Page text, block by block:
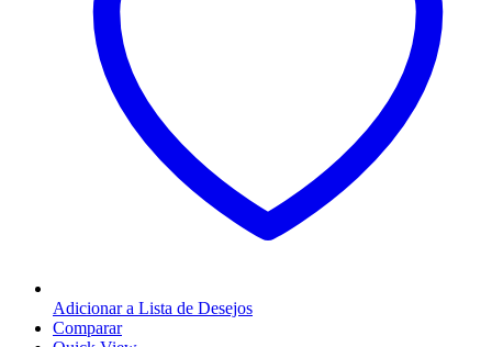
Adicionar a Lista de Desejos
Comparar